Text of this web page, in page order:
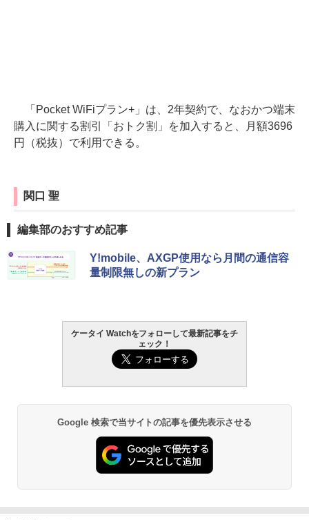
「Pocket WiFiプラン+」は、2年契約で、なおかつ端末
購入に関する割引「おトク割」を加入すると、月額3696
円（税抜）で利用できる。
関口 聖
編集部のおすすめ記事
Y!mobile、AXGP使用なら月間の通信容
量制限無しの新プラン
ケータイ Watchをフォローして最新記事をチ
ェック！
Google 検索で当サイトの記事を優先表示させる